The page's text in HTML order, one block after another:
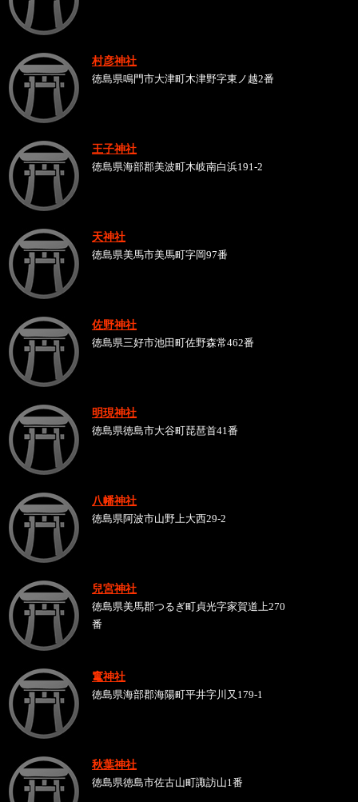
村彦神社
徳島県鳴門市大津町木津野字東ノ越2番
王子神社
徳島県海部郡美波町木岐南白浜191-2
天神社
徳島県美馬市美馬町字岡97番
佐野神社
徳島県三好市池田町佐野森常462番
明現神社
徳島県徳島市大谷町琵琶首41番
八幡神社
徳島県阿波市山野上大西29-2
兒宮神社
徳島県美馬郡つるぎ町貞光字家賀道上270
番
竃神社
徳島県海部郡海陽町平井字川又179-1
秋葉神社
徳島県徳島市佐古山町諏訪山1番